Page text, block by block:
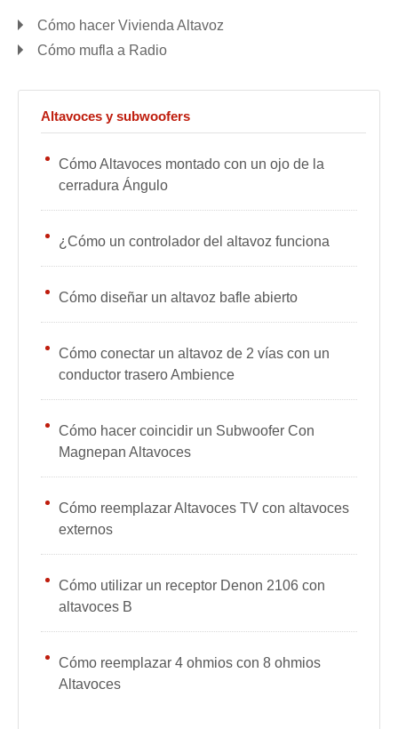
Cómo hacer Vivienda Altavoz
Cómo mufla a Radio
Altavoces y subwoofers
Cómo Altavoces montado con un ojo de la
cerradura Ángulo
¿Cómo un controlador del altavoz funciona
Cómo diseñar un altavoz bafle abierto
Cómo conectar un altavoz de 2 vías con un
conductor trasero Ambience
Cómo hacer coincidir un Subwoofer Con
Magnepan Altavoces
Cómo reemplazar Altavoces TV con altavoces
externos
Cómo utilizar un receptor Denon 2106 con
altavoces B
Cómo reemplazar 4 ohmios con 8 ohmios
Altavoces